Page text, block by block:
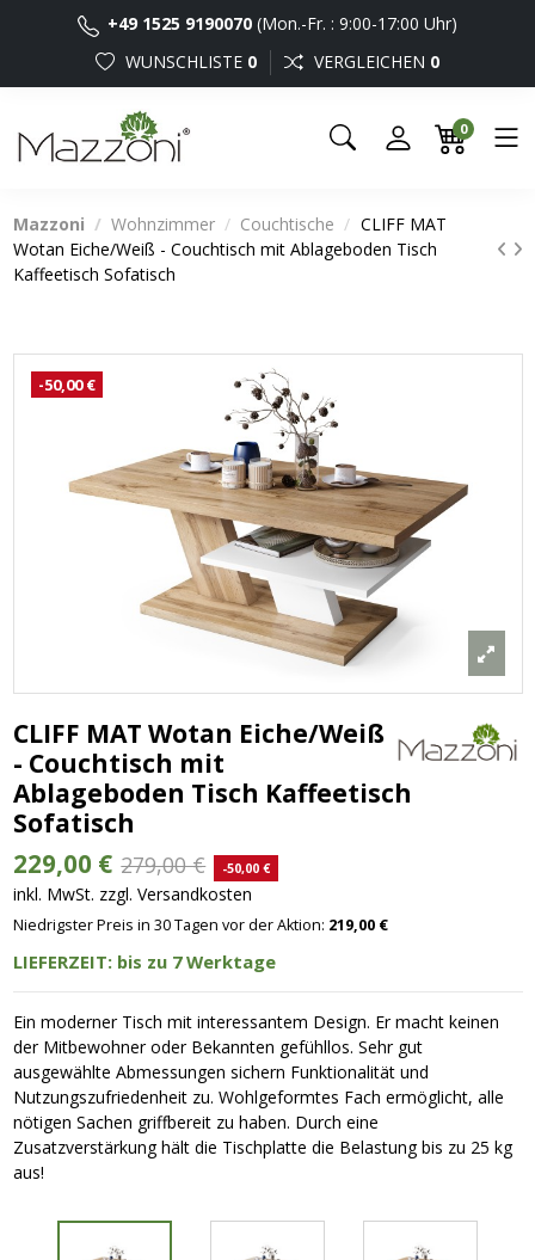
+49 1525 9190070 (Mon.-Fr. : 9:00-17:00 Uhr)
WUNSCHLISTE 0 VERGLEICHEN 0
0
Mazzoni Wohnzimmer Couchtische
CLIFF MAT
Wotan Eiche/Weiß - Couchtisch mit Ablageboden Tisch
Kaffeetisch Sofatisch
-50,00 €
CLIFF MAT Wotan Eiche/Weiß
- Couchtisch mit
Ablageboden Tisch Kaffeetisch
Sofatisch
229,00 € 279,00 € -50,00 €
inkl. MwSt. zzgl. Versandkosten
Niedrigster Preis in 30 Tagen vor der Aktion: 219,00 €
LIEFERZEIT: bis zu 7 Werktage
Ein moderner Tisch mit interessantem Design. Er macht keinen
der Mitbewohner oder Bekannten gefühllos. Sehr gut
ausgewählte Abmessungen sichern Funktionalität und
Nutzungszufriedenheit zu. Wohlgeformtes Fach ermöglicht, alle
nötigen Sachen griffbereit zu haben. Durch eine
Zusatzverstärkung hält die Tischplatte die Belastung bis zu 25 kg
aus!